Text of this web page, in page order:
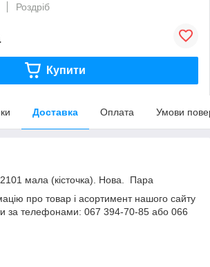
Роздріб
Купити
Доставка Оплата Умови
мала (кісточка). Нова. Пара
про товар і асортимент нашого сайту
за телефонами: 067 394-70-85 або 066